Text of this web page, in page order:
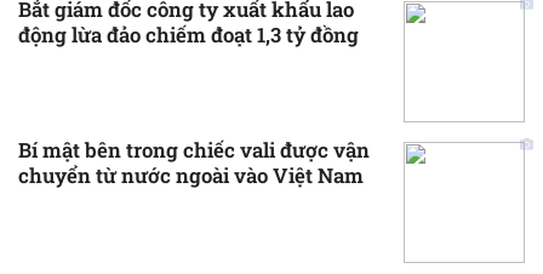
Bắt giám đốc công ty xuất khẩu lao
động lừa đảo chiếm đoạt 1,3 tỷ đồng
Bí mật bên trong chiếc vali được vận
chuyển từ nước ngoài vào Việt Nam